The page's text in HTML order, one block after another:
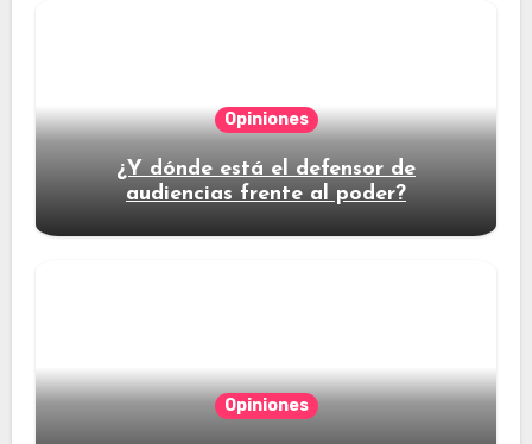
Opiniones
¿Y dónde está el defensor de
audiencias frente al poder?
Opiniones